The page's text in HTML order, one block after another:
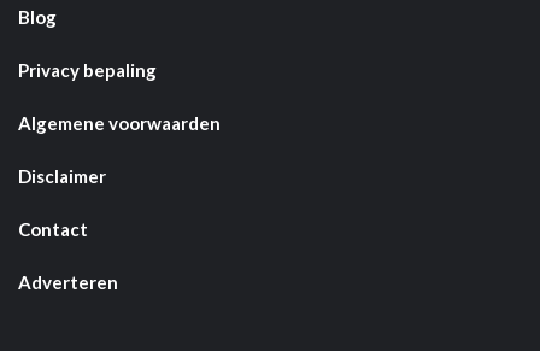
Blog
Privacy bepaling
Algemene voorwaarden
Disclaimer
Contact
Adverteren